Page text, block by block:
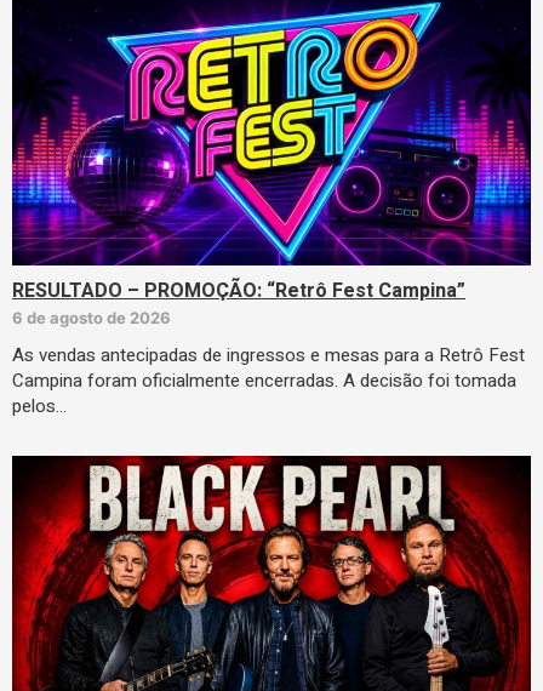
RESULTADO – PROMOÇÃO: “Retrô Fest Campina”
6 de agosto de 2026
As vendas antecipadas de ingressos e mesas para a Retrô Fest
Campina foram oficialmente encerradas. A decisão foi tomada
pelos…